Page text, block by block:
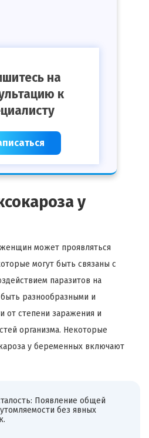
на
к
у
может проявляться
могут быть связаны с
паразитов на
разнообразными и
от степени заражения и
организма. Некоторые
у беременных включают
Появление общей
без явных